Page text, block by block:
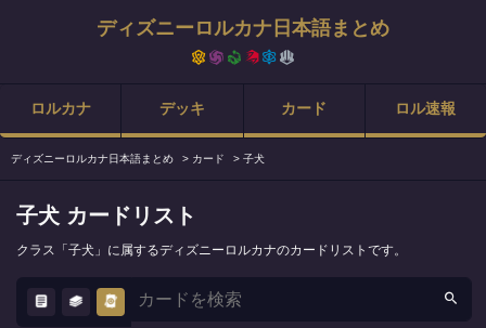
ディズニーロルカナ日本語まとめ
ロルカナ デッキ カード ロル速報
ディズニーロルカナ日本語まとめ > カード > 子犬
子犬 カードリスト
クラス「子犬」に属するディズニーロルカナのカードリストです。